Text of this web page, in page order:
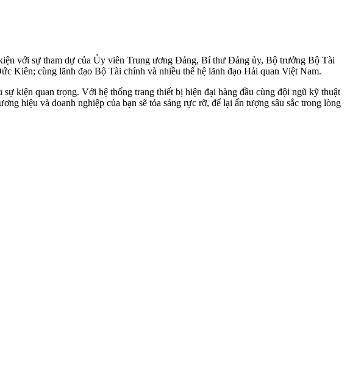
với sự tham dự của Ủy viên Trung ương Đảng, Bí thư Đảng ủy, Bộ trưởng Bộ Tài
Kiên; cùng lãnh đạo Bộ Tài chính và nhiều thế hệ lãnh đạo Hải quan Việt Nam.
kiện quan trọng. Với hệ thống trang thiết bị hiện đại hàng đầu cùng đội ngũ kỹ thuật
hiệu và doanh nghiệp của bạn sẽ tỏa sáng rực rỡ, để lại ấn tượng sâu sắc trong lòng